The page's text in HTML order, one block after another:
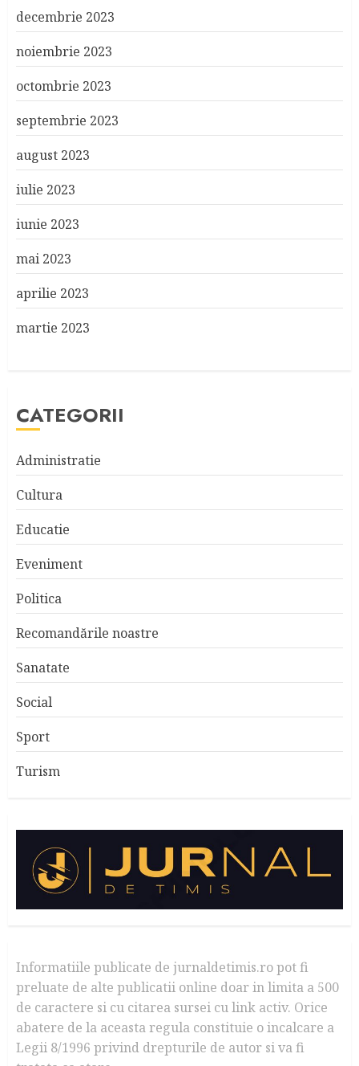
decembrie 2023
noiembrie 2023
octombrie 2023
septembrie 2023
august 2023
iulie 2023
iunie 2023
mai 2023
aprilie 2023
martie 2023
CATEGORII
Administratie
Cultura
Educatie
Eveniment
Politica
Recomandările noastre
Sanatate
Social
Sport
Turism
Informatiile publicate de jurnaldetimis.ro pot fi
preluate de alte publicatii online doar in limita a 500
de caractere si cu citarea sursei cu link activ. Orice
abatere de la aceasta regula constituie o incalcare a
Legii 8/1996 privind drepturile de autor si va fi